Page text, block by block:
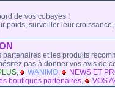
de vos cobayes !
poids, surveiller leur
partenaires et les produits
pas à donner vos avis de
, WANIMO,
NEWS ET
boutiques partenaires, VOS